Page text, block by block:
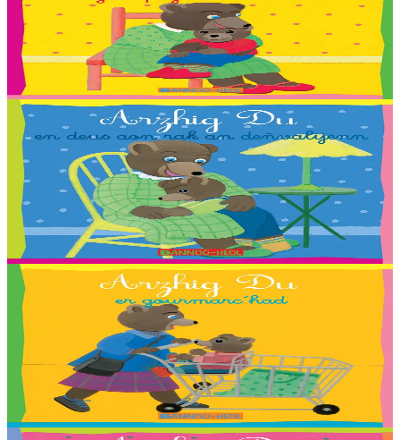
Arzhig Du hag ar plijadurioù bihan
Troet gant : Malo, Sara, Loane, Thomas et Jakez-Erwan Mouton.
Er stok2,03 €
2 vloaz hag ouzhpenn
Bannoù-heol
Arzhig Du en deus aon rak an deñvalijenn
Troet gant : Antoine, Axelle, Aziliz, Corentin, Flora, Gweltaz, Igor,
Jeanne, Leora, Lucia, Marthe, Maxence, Morgan, Morgane,
Morrigan, Neven, Riwall, Salomé,...
Er stok2,03 €
2 vloaz hag ouzhpenn
Bannoù-heol
Arzhig Du er gourmarc’had
Troet gant : Adam, Angéline, Anna, Carla, Chloé, Cloé, Emma,
Enora, Erlé, Esteban, Ewen, Gwenole, Leïla, Maïna, Maïwenn,
Valentin, Youn, Yuna, Zaig ha Nadège Monfort....
Er stok2,03 €
2 vloaz hag ouzhpenn